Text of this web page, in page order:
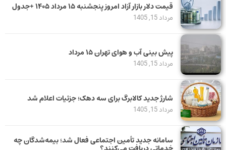
قیمت دلار بازار آزاد امروز پنجشنبه ۱۵ مرداد ۱۴۰۵ +جدول
مرداد 15, 1405
پیش بینی آب و هوای تهران ۱۵ مرداد
مرداد 15, 1405
شارژ جدید کالابرگ برای سه دهک؛ جزئیات اعلام شد
مرداد 15, 1405
سامانه جدید تأمین اجتماعی فعال شد؛ بیمه‌شدگان چه